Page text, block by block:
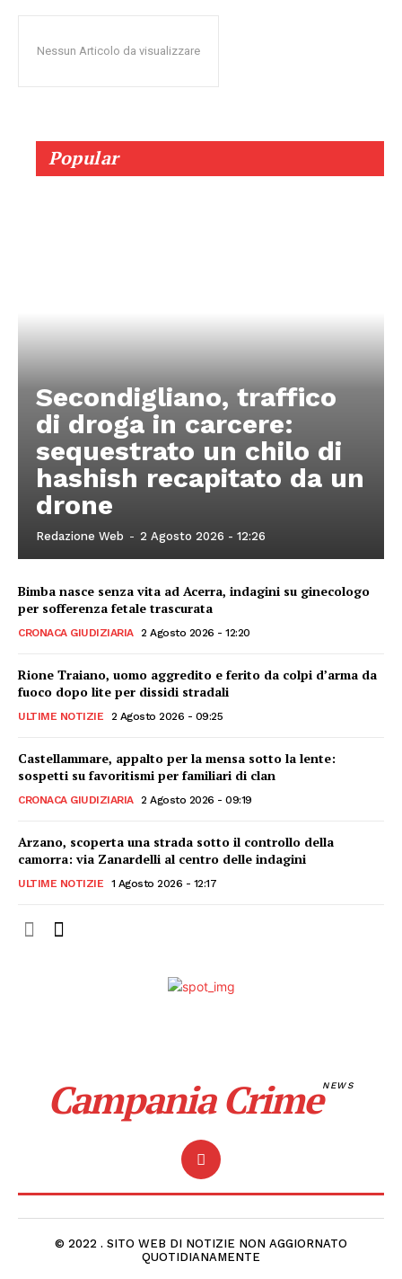
Nessun Articolo da visualizzare
Popular
Secondigliano, traffico
di droga in carcere:
sequestrato un chilo di
hashish recapitato da un
drone
Redazione Web - 2 Agosto 2026 - 12:26
Bimba nasce senza vita ad Acerra, indagini su ginecologo
per sofferenza fetale trascurata
CRONACA GIUDIZIARIA 2 Agosto 2026 - 12:20
Rione Traiano, uomo aggredito e ferito da colpi d’arma da
fuoco dopo lite per dissidi stradali
ULTIME NOTIZIE 2 Agosto 2026 - 09:25
Castellammare, appalto per la mensa sotto la lente:
sospetti su favoritismi per familiari di clan
CRONACA GIUDIZIARIA 2 Agosto 2026 - 09:19
Arzano, scoperta una strada sotto il controllo della
camorra: via Zanardelli al centro delle indagini
ULTIME NOTIZIE 1 Agosto 2026 - 12:17
Campania CrimeNEWS
© 2022 . SITO WEB DI NOTIZIE NON AGGIORNATO
QUOTIDIANAMENTE